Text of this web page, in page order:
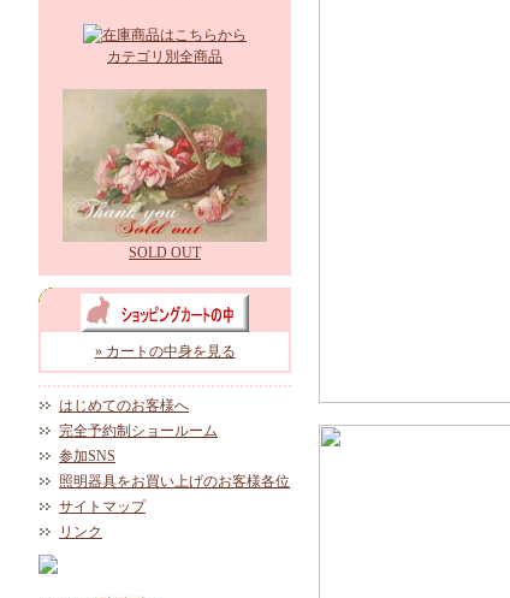
カテゴリ別全商品
SOLD OUT
» カートの中身を見る
はじめてのお客様へ
完全予約制ショールーム
参加SNS
照明器具をお買い上げのお客様各位
サイトマップ
リンク